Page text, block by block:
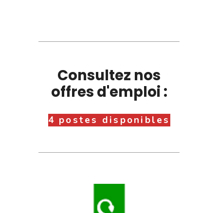
Consultez nos
offres d'emploi :
4 postes disponibles